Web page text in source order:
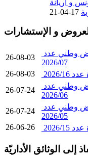
و أريانة
17-04-21
و الإستشارات
26-08-03
2026/07
26-08-03
16
26-07-24
2026/06
26-07-24
2026/05
26-06-26
15
إلى الوثائق الأداريّة